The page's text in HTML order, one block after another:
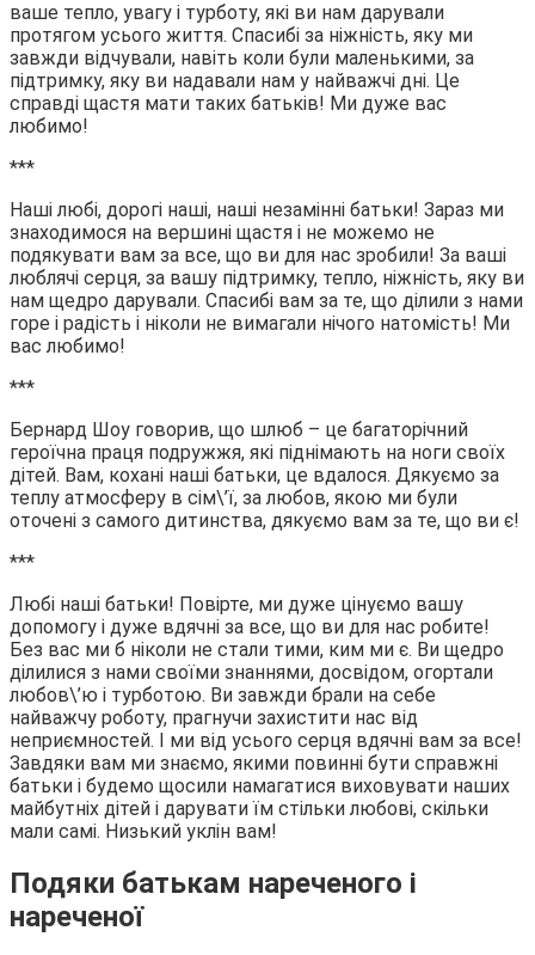
ваше тепло, увагу і турботу, які ви нам дарували
протягом усього життя. Спасибі за ніжність, яку ми
завжди відчували, навіть коли були маленькими, за
підтримку, яку ви надавали нам у найважчі дні. Це
справді щастя мати таких батьків! Ми дуже вас
любимо!
***
Наші любі, дорогі наші, наші незамінні батьки! Зараз ми
знаходимося на вершині щастя і не можемо не
подякувати вам за все, що ви для нас зробили! За ваші
люблячі серця, за вашу підтримку, тепло, ніжність, яку ви
нам щедро дарували. Спасибі вам за те, що ділили з нами
горе і радість і ніколи не вимагали нічого натомість! Ми
вас любимо!
***
Бернард Шоу говорив, що шлюб – це багаторічний
героїчна праця подружжя, які піднімають на ноги своїх
дітей. Вам, кохані наші батьки, це вдалося. Дякуємо за
теплу атмосферу в сім\’ї, за любов, якою ми були
оточені з самого дитинства, дякуємо вам за те, що ви є!
***
Любі наші батьки! Повірте, ми дуже цінуємо вашу
допомогу і дуже вдячні за все, що ви для нас робите!
Без вас ми б ніколи не стали тими, ким ми є. Ви щедро
ділилися з нами своїми знаннями, досвідом, огортали
любов\’ю і турботою. Ви завжди брали на себе
найважчу роботу, прагнучи захистити нас від
неприємностей. І ми від усього серця вдячні вам за все!
Завдяки вам ми знаємо, якими повинні бути справжні
батьки і будемо щосили намагатися виховувати наших
майбутніх дітей і дарувати їм стільки любові, скільки
мали самі. Низький уклін вам!
Подяки батькам нареченого і
нареченої